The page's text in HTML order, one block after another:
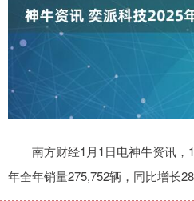
南方财经1月1日电神牛资讯，1
年全年销量275,752辆，同比增长